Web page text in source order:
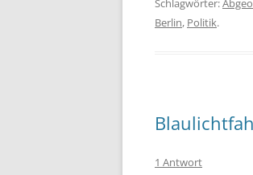
Schlagwörter:
Berlin, Politik.
1 Antwort